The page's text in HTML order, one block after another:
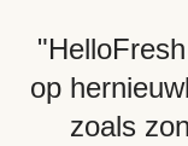
op
zoals